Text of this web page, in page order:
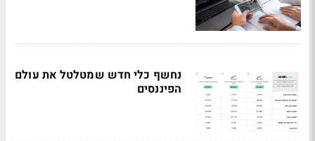
נחשף כלי חדש שמטלטל את עולם
הפיננסים